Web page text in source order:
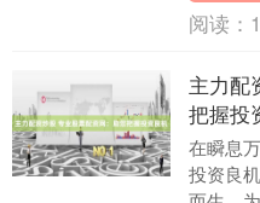
阅读：
主力配
把握投
在瞬息
投资良